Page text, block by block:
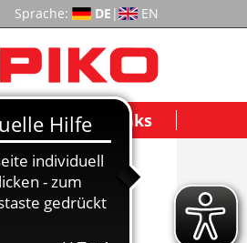
Sprache: DE | EN
Wichtige Links